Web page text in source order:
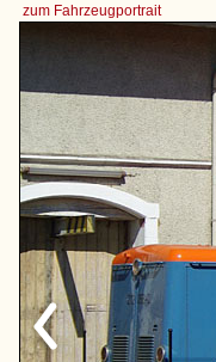
zum Fahrzeugportrait